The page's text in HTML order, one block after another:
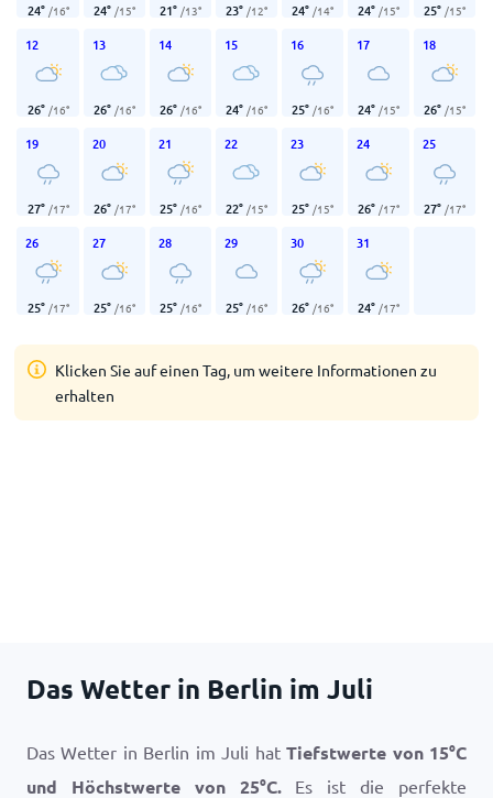
24° /16° 24° /15° 21° /13° 23° /12° 24° /14° 24° /15° 25° /15°
12
26° /16°
13
26° /16°
14
26° /16°
15
24° /16°
16
25° /16°
17
24° /15°
18
26° /15°
19
27° /17°
20
26° /17°
21
25° /16°
22
22° /15°
23
25° /15°
24
26° /17°
25
27° /17°
26
25° /17°
27
25° /16°
28
25° /16°
29
25° /16°
30
26° /16°
31
24° /17°
Klicken Sie auf einen Tag, um weitere Informationen zu
erhalten
Das Wetter in Berlin im Juli
Das Wetter in Berlin im Juli hatTiefstwerte von 15°C
und Höchstwerte von 25°C.Es ist die perfekte